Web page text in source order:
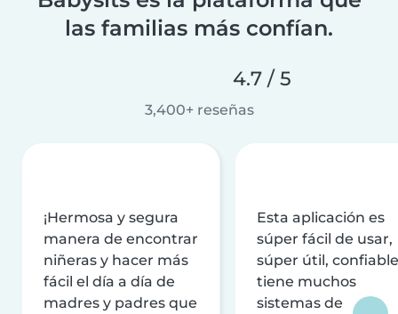
las familias más confían.
4.7 / 5
3,400+ reseñas
¡Hermosa y segura
manera de encontrar
niñeras y hacer más
fácil el día a día de
madres y padres que
Esta aplicación es
súper fácil de usar,
súper útil,
tiene muchos
sistemas de